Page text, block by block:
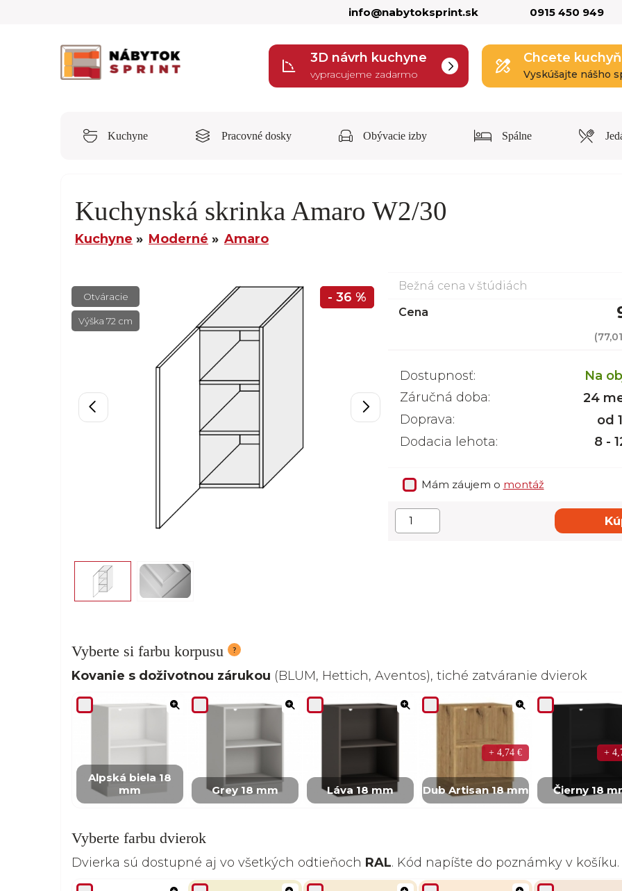
info@nabytoksprint.sk 0915 450 949
3D návrh kuchyne
vypracujeme zadarmo
Chcete
Vyskúšajte nášho
Kuchyne Pracovné dosky Obývacie izby Spálne
Kuchynská skrinka Amaro W2/30
Kuchyne Moderné Amaro
Otváracie
Výška 72 cm
- 36 %
Bežná cena v štúdiách
Cena
(
Dostupnosť:
Na
Záručná doba:
24
Doprava:
od
Dodacia lehota:
8 -
Mám záujem o montáž
Vyberte si farbu korpusu
Kovanie s doživotnou zárukou (BLUM, Hettich, Aventos), tiché zatváranie dvierok
Alpská biela 18
mm
Grey 18 mm Láva 18 mm Dub Artisan 18 mm
+ 4,74 €
Čierny 18
+
Vyberte farbu dvierok
Dvierka sú dostupné aj vo všetkých odtieňoch RAL. Kód napíšte do poznámky v košíku.